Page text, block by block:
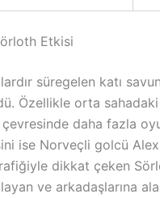
Etkisi
süregelen katı
Özellikle orta sahadaki
daha fazla
ise Norveçli golcü
dikkat çeken
ve arkadaşlarına